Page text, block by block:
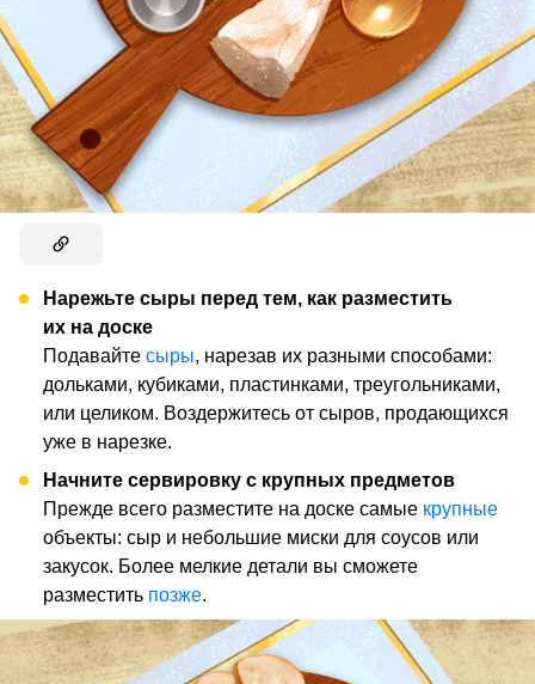
Нарежьте сыры перед тем, как разместить
их на доске
Подавайте сыры, нарезав их разными способами:
дольками, кубиками, пластинками, треугольниками,
или целиком. Воздержитесь от сыров, продающихся
уже в нарезке.
Начните сервировку с крупных предметов
Прежде всего разместите на доске самые крупные
объекты: сыр и небольшие миски для соусов или
закусок. Более мелкие детали вы сможете
разместить позже.